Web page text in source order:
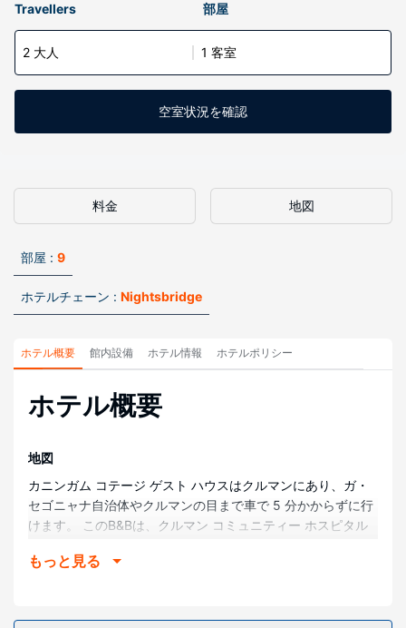
Travellers 部屋
2 大人 1 客室
空室状況を確認
料金 地図
部屋 : 9
ホテルチェーン : Nightsbridge
ホテル概要 館内設備 ホテル情報 ホテルポリシー
ホテル概要
地図
カニンガム コテージ ゲスト ハウスはクルマンにあり、ガ・
セゴニャナ自治体やクルマンの目まで車で 5 分かからずに行
けます。 このB&Bは、クルマン コミュニティー ホスピタル
にあります。
全部で 9 室ある冷房完備の客室には冷蔵庫があります。客室
もっと見る